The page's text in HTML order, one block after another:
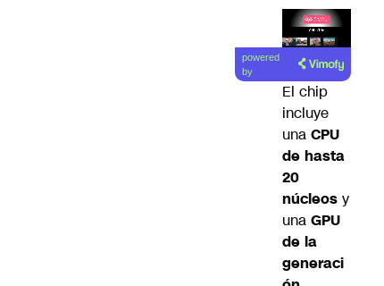
Lea el
artículo
powered
by
El chip
incluye
una CPU
de hasta
20
núcleos y
una GPU
de la
generaci